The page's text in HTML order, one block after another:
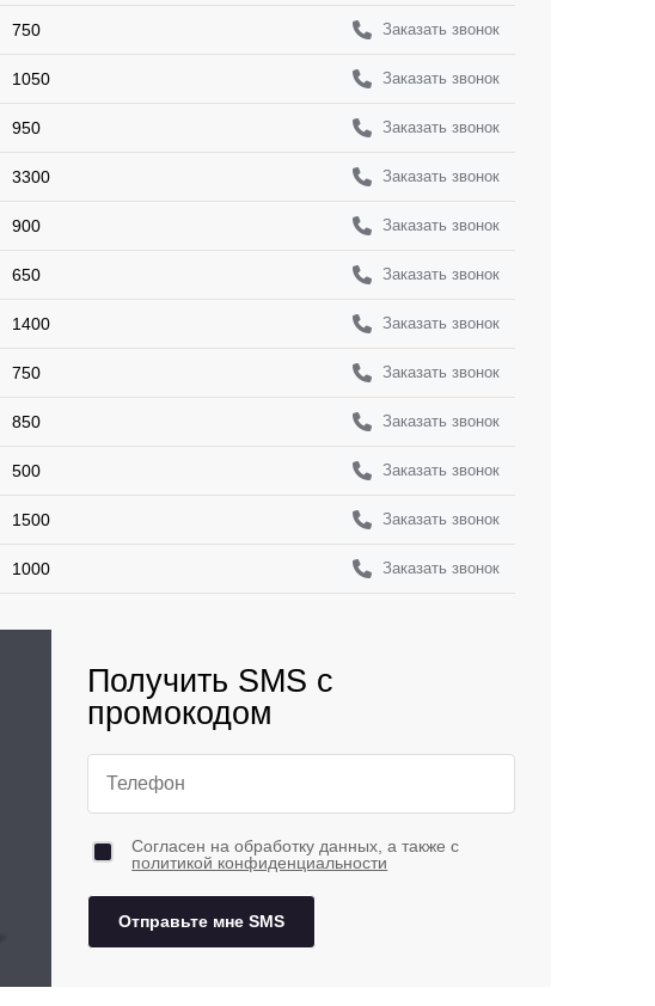
750 Заказать звонок
1050 Заказать звонок
950 Заказать звонок
3300 Заказать звонок
900 Заказать звонок
650 Заказать звонок
1400 Заказать звонок
750 Заказать звонок
850 Заказать звонок
500 Заказать звонок
1500 Заказать звонок
1000 Заказать звонок
Получить SMS с
промокодом
Согласен на обработку данных, а также с
политикой конфиденциальности
Отправьте мне SMS